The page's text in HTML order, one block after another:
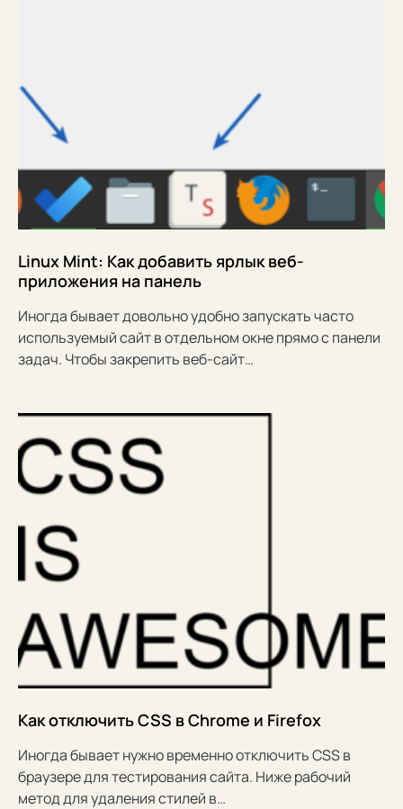
Linux Mint: Как добавить ярлык веб-
приложения на панель
Иногда бывает довольно удобно запускать часто
используемый сайт в отдельном окне прямо с панели
задач. Чтобы закрепить веб-сайт…
Как отключить CSS в Chrome и Firefox
Иногда бывает нужно временно отключить CSS в
браузере для тестирования сайта. Ниже рабочий
метод для удаления стилей в…